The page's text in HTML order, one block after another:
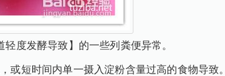
轻度发酵导致】的一些列粪便异常。
或短时间内单一摄入淀粉含量过高的食物导致。